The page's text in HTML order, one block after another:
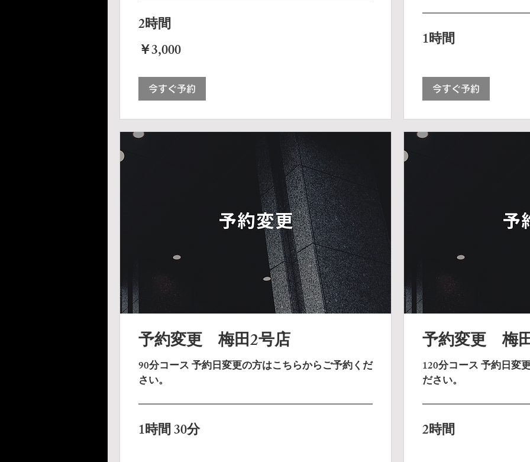
2時間
円
￥3,000
今すぐ予約
1時間
今すぐ予約
予約変更 梅田2号店
90分コース 予約日変更の方はこちらからご予約くだ
さい。
1時間 30分
予約変更 梅
120分コース 予約日変
ださい。
2時間